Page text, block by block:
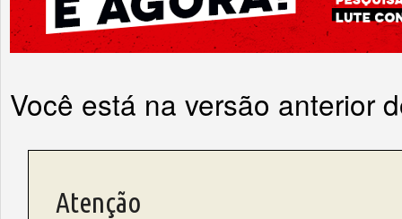
Você está na versão anterior
Atenção